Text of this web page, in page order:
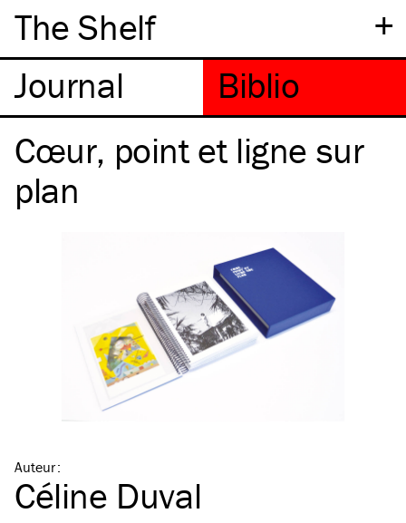
+
The Shelf
Cœur, point et ligne sur
plan
Auteur:
Céline Duval